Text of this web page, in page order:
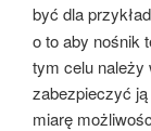
być dla
o to aby nośnik
tym celu należy
zabezpieczyć
miarę